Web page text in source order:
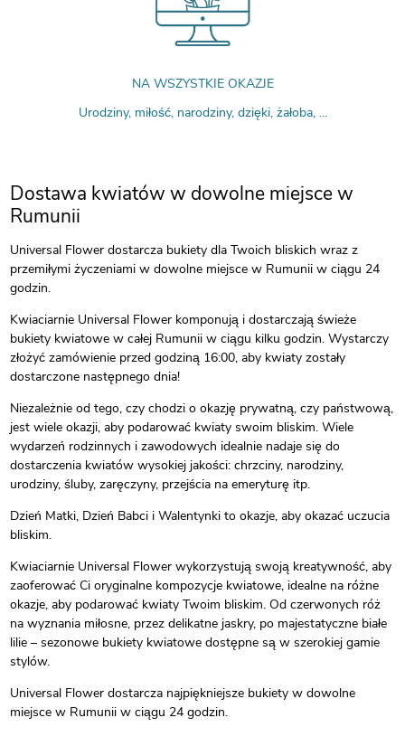
NA WSZYSTKIE OKAZJE
Urodziny, miłość, narodziny, dzięki, żałoba, ...
Dostawa kwiatów w dowolne miejsce w
Rumunii
Universal Flower dostarcza bukiety dla Twoich bliskich wraz z
przemiłymi życzeniami w dowolne miejsce w Rumunii w ciągu 24
godzin.
Kwiaciarnie Universal Flower komponują i dostarczają świeże
bukiety kwiatowe w całej Rumunii w ciągu kilku godzin. Wystarczy
złożyć zamówienie przed godziną 16:00, aby kwiaty zostały
dostarczone następnego dnia!
Niezależnie od tego, czy chodzi o okazję prywatną, czy państwową,
jest wiele okazji, aby podarować kwiaty swoim bliskim. Wiele
wydarzeń rodzinnych i zawodowych idealnie nadaje się do
dostarczenia kwiatów wysokiej jakości: chrzciny, narodziny,
urodziny, śluby, zaręczyny, przejścia na emeryturę itp.
Dzień Matki, Dzień Babci i Walentynki to okazje, aby okazać uczucia
bliskim.
Kwiaciarnie Universal Flower wykorzystują swoją kreatywność, aby
zaoferować Ci oryginalne kompozycje kwiatowe, idealne na różne
okazje, aby podarować kwiaty Twoim bliskim. Od czerwonych róż
na wyznania miłosne, przez delikatne jaskry, po majestatyczne białe
lilie – sezonowe bukiety kwiatowe dostępne są w szerokiej gamie
stylów.
Universal Flower dostarcza najpiękniejsze bukiety w dowolne
miejsce w Rumunii w ciągu 24 godzin.